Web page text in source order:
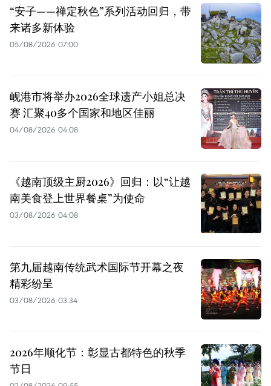
“安子——禅定秋色”系列活动回归，带
来诸多新体验
05/08/2026 07:00
岘港市将举办2026全球遗产小姐总决
赛 汇聚40多个国家和地区佳丽
04/08/2026 04:08
《越南顶级主厨2026》回归：以“让越
南美食登上世界餐桌”为使命
03/08/2026 04:08
第九届越南传统武术国际节开幕之夜
精彩纷呈
03/08/2026 03:34
2026年顺化节：彰显古都特色的秋季
节日